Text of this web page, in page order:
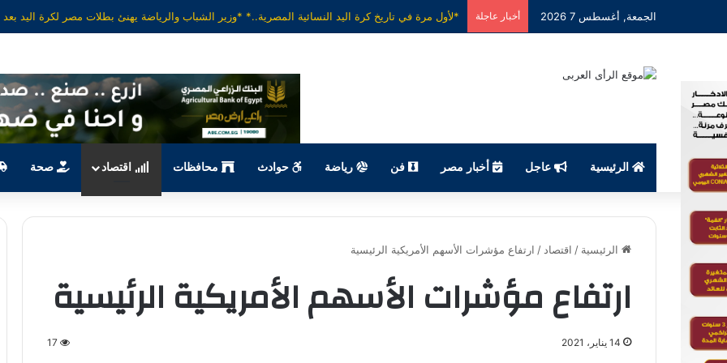
الجمعة, أغسطس 7 2026 أخبار عاجلة
الرئيسية عاجل أخبار مصر فن رياضة حوادث محافظات اقتصاد صحة
الرئيسية / اقتصاد / ارتفاع مؤشرات الأسهم الأمريكية الرئيسية
ارتفاع مؤشرات الأسهم الأمريكية الرئيسية
14 يناير، 2021 17